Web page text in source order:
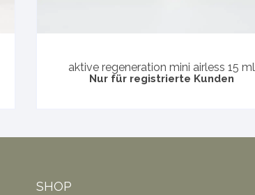
aktive regeneration mini airless 15 ml
Nur für registrierte Kunden
SHOP